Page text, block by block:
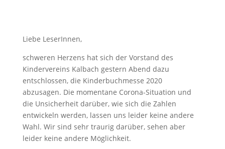
Liebe LeserInnen,
schweren Herzens hat sich der Vorstand des
Kindervereins Kalbach gestern Abend dazu
entschlossen, die Kinderbuchmesse 2020
abzusagen. Die momentane Corona-Situation und
die Unsicherheit darüber, wie sich die Zahlen
entwickeln werden, lassen uns leider keine andere
Wahl. Wir sind sehr traurig darüber, sehen aber
leider keine andere Möglichkeit.